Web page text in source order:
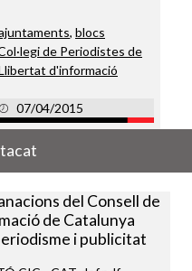
, blocs
de Periodistes de
d'informació
07/04/2015
del Consell de
de Catalunya
i publicitat